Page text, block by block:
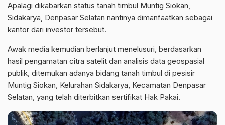
Apalagi dikabarkan status tanah timbul Muntig Siokan,
Sidakarya, Denpasar Selatan nantinya dimanfaatkan sebagai
kantor dari investor tersebut.
Awak media kemudian berlanjut menelusuri, berdasarkan
hasil pengamatan citra satelit dan analisis data geospasial
publik, ditemukan adanya bidang tanah timbul di pesisir
Muntig Siokan, Kelurahan Sidakarya, Kecamatan Denpasar
Selatan, yang telah diterbitkan sertifikat Hak Pakai.